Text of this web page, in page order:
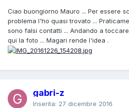
Ciao buongiorno Mauro ... Per essere
problema l'ho quasi trovato ...
sono falsi contatti ... Andando a
qui la foto ... Magari rende l'idea .
gabri-z
Inserita: 27 dicembre 2016